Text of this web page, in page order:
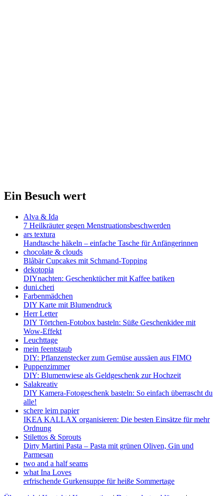
Ein Besuch wert
Alva & Ida
7 Heilkräuter gegen Menstruationsbeschwerden
ars textura
Handtasche häkeln – einfache Tasche für Anfängerinnen
chocolate & clouds
Blåbär Cupcakes mit Schmand-Topping
dekotopia
DIYnachten: Geschenktücher mit Kaffee batiken
duni.cheri
Farbenmädchen
DIY Karte mit Blumendruck
Herr Letter
DIY Törtchen-Fotobox basteln: Süße Geschenkidee mit
Wow-Effekt
Leuchttage
mein feentstaub
DIY: Pflanzenstecker zum Gemüse aussäen aus FIMO
Puppenzimmer
DIY: Blumenwiese als Geldgeschenk zur Hochzeit
Salakreativ
DIY Kamera-Fotogeschenk basteln: So einfach überrascht du
alle!
schere leim papier
IKEA KALLAX organisieren: Die besten Einsätze für mehr
Ordnung
Stilettos & Sprouts
Dirty Martini Pasta – Pasta mit grünen Oliven, Gin und
Parmesan
two and a half seams
what Ina Loves
erfrischende Gurkensuppe für heiße Sommertage